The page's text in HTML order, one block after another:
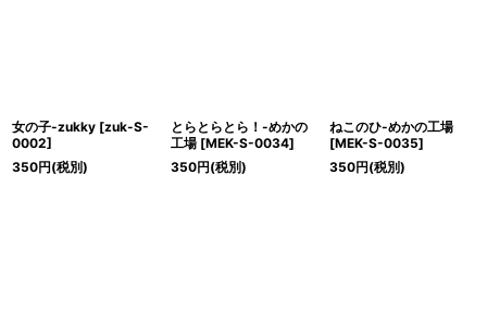
女の子-zukky [zuk-S-
0002]
350円(税別)
とらとらとら！-めかの
工場 [MEK-S-0034]
350円(税別)
ねこのひ-めかの工場
[MEK-S-0035]
350円(税別)